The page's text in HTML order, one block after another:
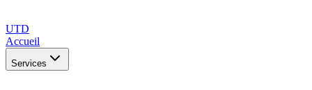
UTD
Accueil
Services